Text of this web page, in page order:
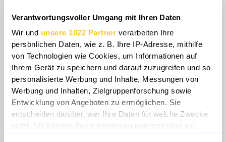
Verantwortungsvoller Umgang mit Ihren Daten
Wir und unsere 1022 Partner verarbeiten Ihre
persönlichen Daten, wie z. B. Ihre IP-Adresse, mithilfe
von Technologien wie Cookies, um Informationen auf
Ihrem Gerät zu speichern und darauf zuzugreifen und so
personalisierte Werbung und Inhalte, Messungen von
Werbung und Inhalten, Zielgruppenforschung sowie
Entwicklung von Angeboten zu ermöglichen. Sie
entscheiden darüber, wer Ihre Daten für welche Zwecke
nutzt. Sie können Ihre Einwilligung jederzeit über die
Angesichts dieser sich stetig verschärfenden
Bedrohung verbessert Finnland aktiv seine